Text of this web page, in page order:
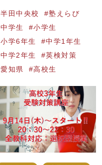
半田中央校
塾えらび
中学生
小学生
小学6年生
中学1年生
中学2年生
英検対策
愛知県
高校生